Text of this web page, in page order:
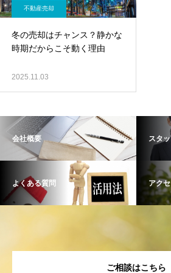
不動産売却
冬の売却はチャンス？静かな
時期だからこそ動く理由
2025.11.03
会社概要 スタ
よくある質問 アク
ご相談はこちら